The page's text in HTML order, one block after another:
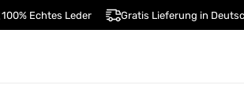
100% Echtes Leder Gratis Lieferung in